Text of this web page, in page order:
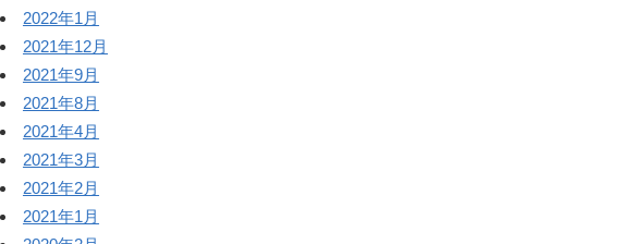
2022年1月
2021年12月
2021年9月
2021年8月
2021年4月
2021年3月
2021年2月
2021年1月